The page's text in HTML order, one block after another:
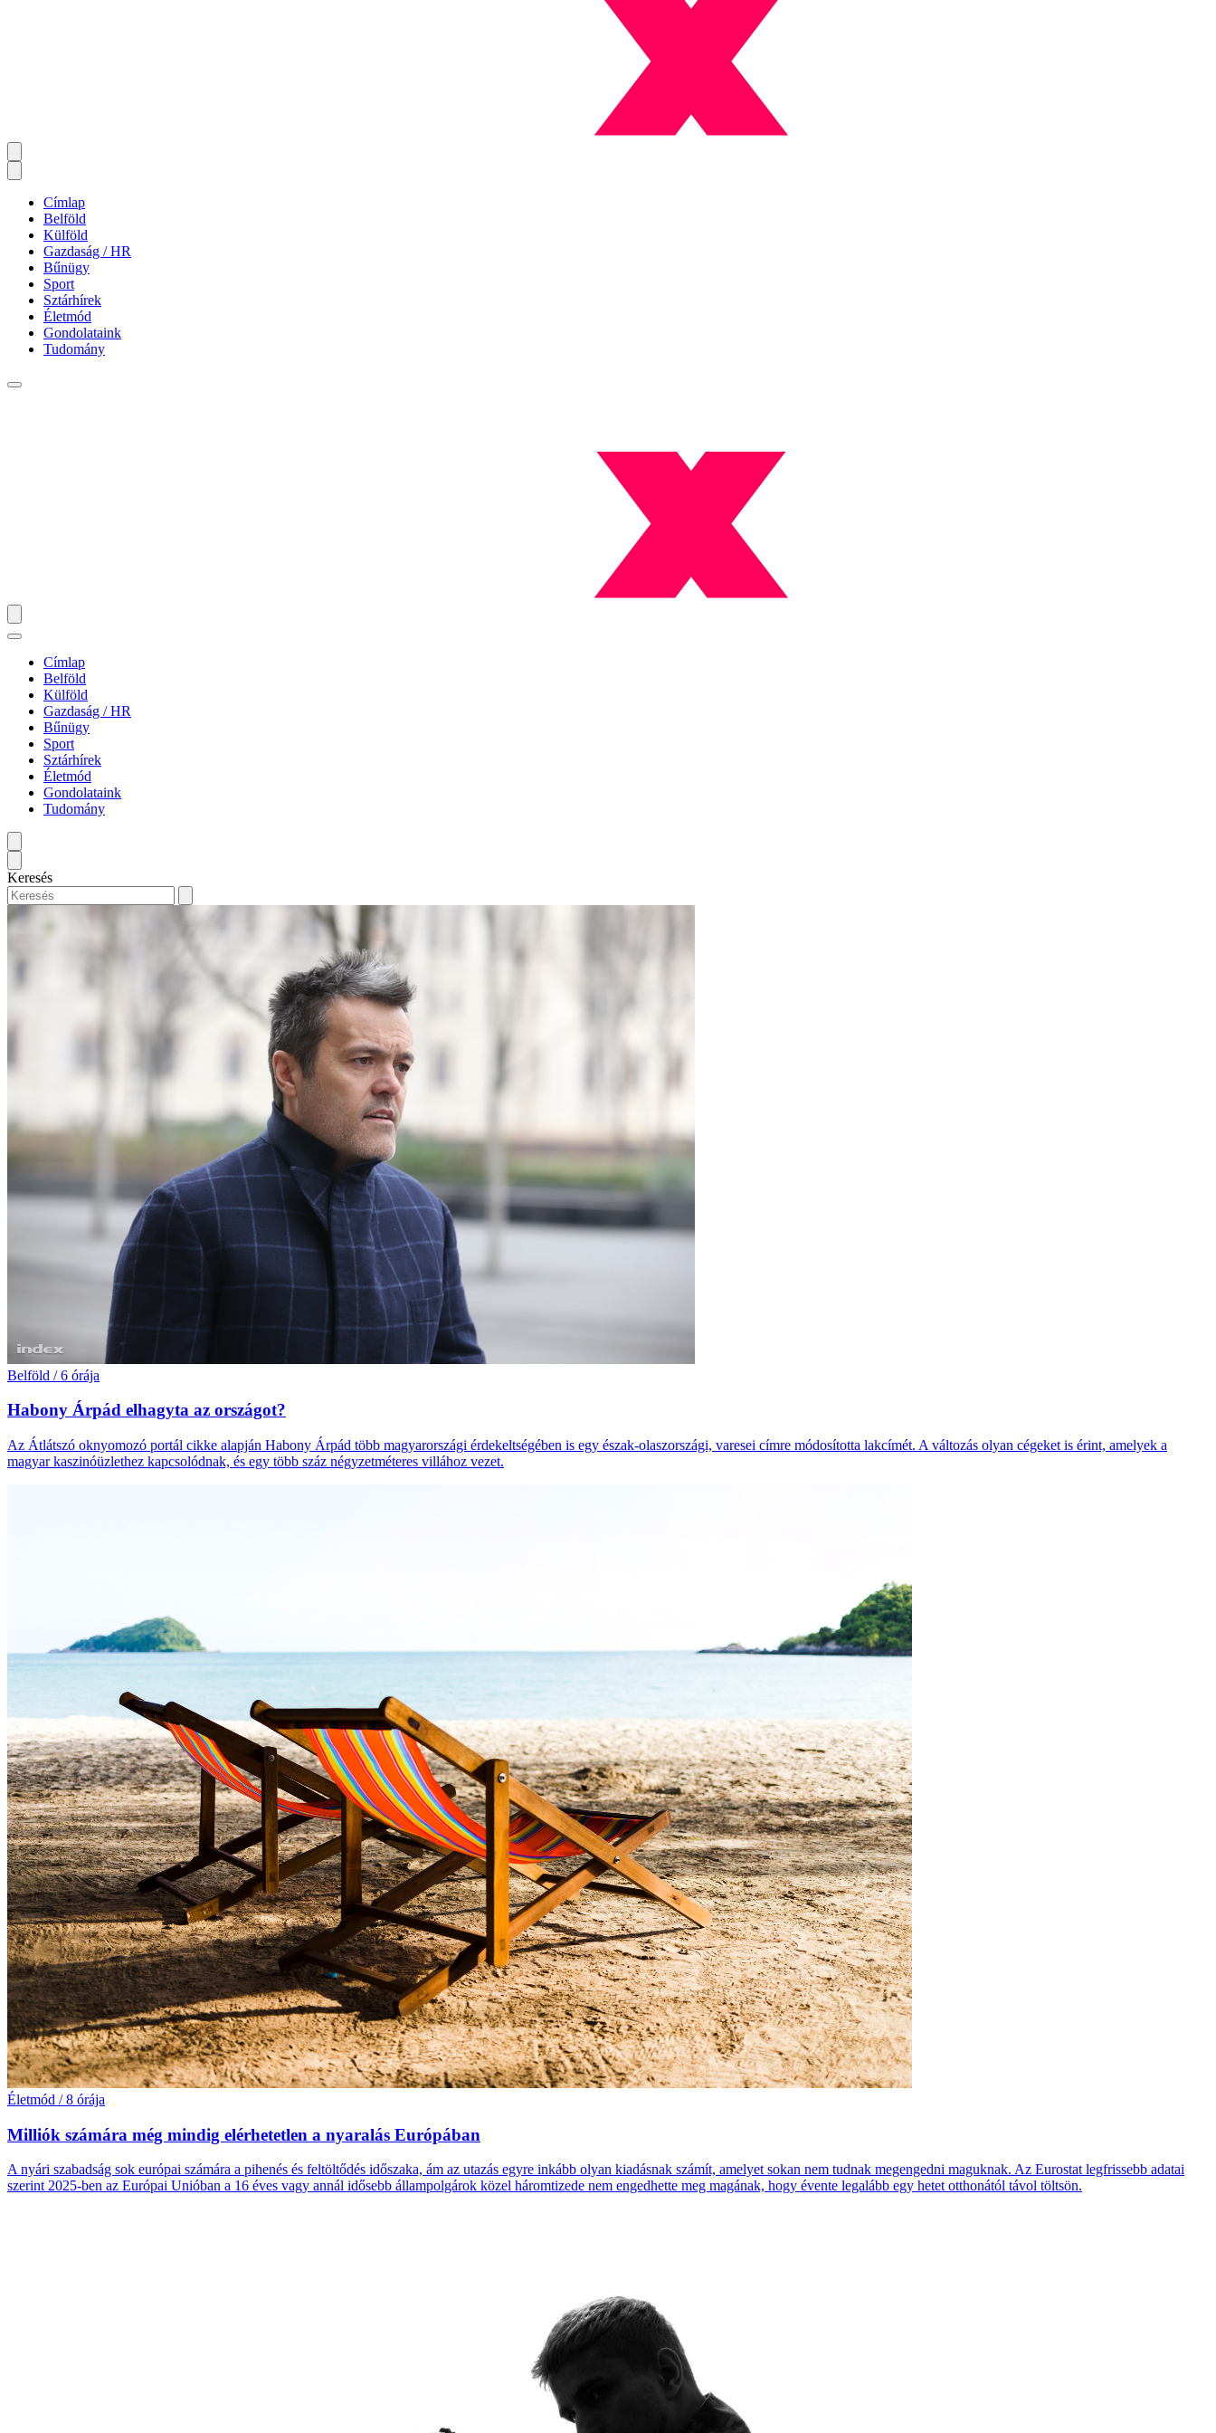
Címlap
Belföld
Külföld
Gazdaság / HR
Bűnügy
Sport
Sztárhírek
Életmód
Gondolataink
Tudomány
Címlap
Belföld
Külföld
Gazdaság / HR
Bűnügy
Sport
Sztárhírek
Életmód
Gondolataink
Tudomány
Keresés
Belföld / 6 órája
Habony Árpád elhagyta az országot?
Az Átlátszó oknyomozó portál cikke alapján Habony Árpád több magyarországi érdekeltségében is egy észak-olaszországi, varesei címre módosította lakcímét. A változás olyan cégeket is érint, amelyek a
magyar kaszinóüzlethez kapcsolódnak, és egy több száz négyzetméteres villához vezet.
Életmód / 8 órája
Milliók számára még mindig elérhetetlen a nyaralás Európában
A nyári szabadság sok európai számára a pihenés és feltöltődés időszaka, ám az utazás egyre inkább olyan kiadásnak számít, amelyet sokan nem tudnak megengedni maguknak. Az Eurostat legfrissebb adatai
szerint 2025-ben az Európai Unióban a 16 éves vagy annál idősebb állampolgárok közel háromtizede nem engedhette meg magának, hogy évente legalább egy hetet otthonától távol töltsön.